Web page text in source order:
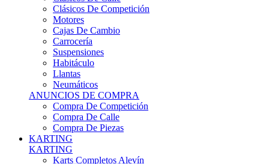
Clásicos De Competición
Motores
Cajas De Cambio
Carrocería
Suspensiones
Habitáculo
Llantas
Neumáticos
ANUNCIOS DE COMPRA
Compra De Competición
Compra De Calle
Compra De Piezas
KARTING
KARTING
Karts Completos Alevín